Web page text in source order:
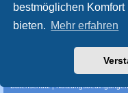
bestmöglichen
bieten. Mehr erfahren
® Forum
Datenschutz|Nutzungsbedingungen